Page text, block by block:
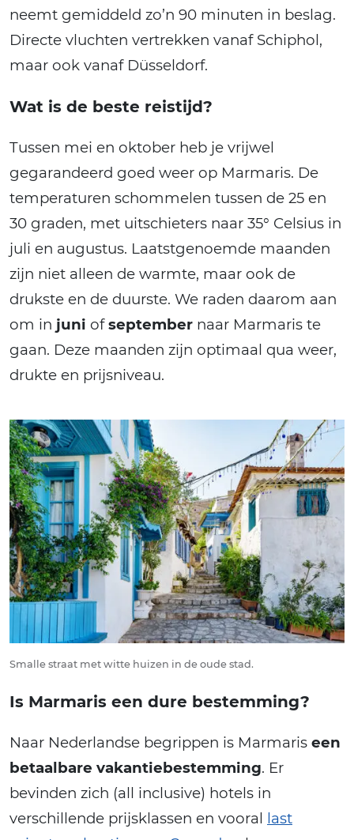
neemt gemiddeld zo’n 90 minuten in beslag.
Directe vluchten vertrekken vanaf Schiphol,
maar ook vanaf Düsseldorf.
Wat is de beste reistijd?
Tussen mei en oktober heb je vrijwel
gegarandeerd goed weer op Marmaris. De
temperaturen schommelen tussen de 25 en
30 graden, met uitschieters naar 35° Celsius in
juli en augustus. Laatstgenoemde maanden
zijn niet alleen de warmte, maar ook de
drukste en de duurste. We raden daarom aan
om in juni ofseptember naar Marmaris te
gaan. Deze maanden zijn optimaal qua weer,
drukte en prijsniveau.
Smalle straat met witte huizen in de oude stad.
Is Marmaris een dure bestemming?
Naar Nederlandse begrippen is Marmaris een
betaalbare vakantiebestemming. Er
bevinden zich (all inclusive) hotels in
verschillende prijsklassen en vooral last